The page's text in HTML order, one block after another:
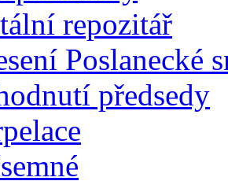
repozitář
Poslanecké
předsedy